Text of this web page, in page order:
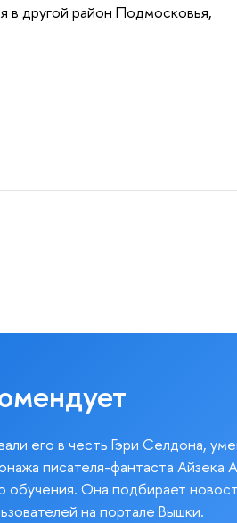
в другой район Подмосковья,
его в честь Гэри Селдона,
писателя-фантаста Айзека
обучения. Она подбирает
на портале Вышки.